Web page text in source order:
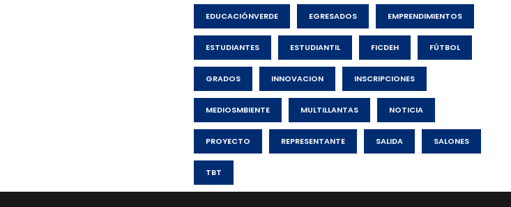
EDUCACIÓNVERDE EGRESADOS EMPRENDIMIENTOS
ESTUDIANTES ESTUDIANTIL FICDEH FÚTBOL
GRADOS INNOVACION INSCRIPCIONES
MEDIOSMBIENTE MULTILLANTAS NOTICIA
PROYECTO REPRESENTANTE SALIDA SALONES
TBT